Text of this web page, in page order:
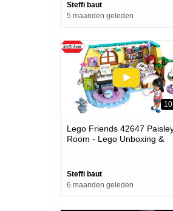
Steffi baut
5 maanden geleden
Lego Friends 42647
Room - Lego Unboxing &
Steffi baut
6 maanden geleden